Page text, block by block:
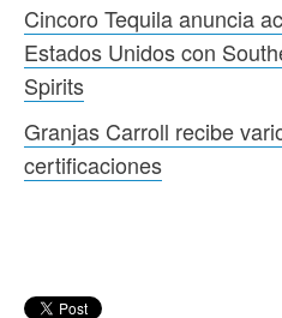
Cincoro Tequila anuncia
Estados Unidos con
Spirits
Granjas Carroll recibe
certificaciones